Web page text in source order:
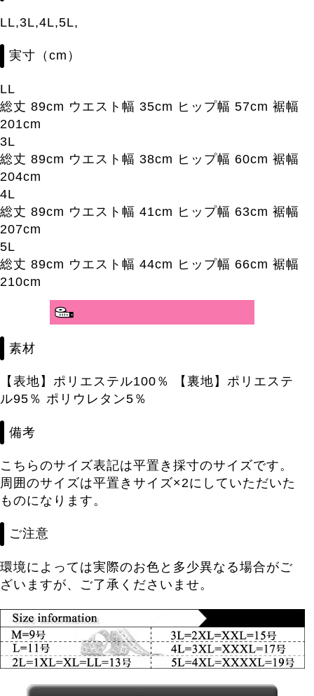
LL,3L,4L,5L,
実寸（cm）
LL
総丈 89cm ウエスト幅 35cm ヒップ幅 57cm 裾幅
201cm
3L
総丈 89cm ウエスト幅 38cm ヒップ幅 60cm 裾幅
204cm
4L
総丈 89cm ウエスト幅 41cm ヒップ幅 63cm 裾幅
207cm
5L
総丈 89cm ウエスト幅 44cm ヒップ幅 66cm 裾幅
210cm
素材
【表地】ポリエステル100％ 【裏地】ポリエステ
ル95％ ポリウレタン5％
備考
こちらのサイズ表記は平置き採寸のサイズです。
周囲のサイズは平置きサイズ×2にしていただいた
ものになります。
ご注意
環境によっては実際のお色と多少異なる場合がご
ざいますが、ご了承くださいませ。
関連カテゴリーへのリンク